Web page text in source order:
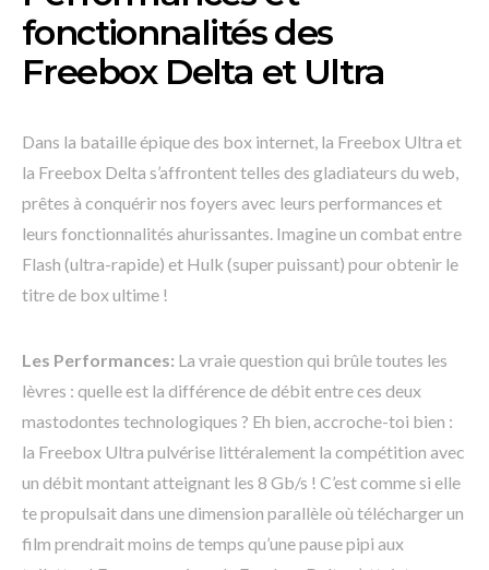
fonctionnalités des
Freebox Delta et Ultra
Dans la bataille épique des box internet, la Freebox Ultra et
la Freebox Delta s’affrontent telles des gladiateurs du web,
prêtes à conquérir nos foyers avec leurs performances et
leurs fonctionnalités ahurissantes. Imagine un combat entre
Flash (ultra-rapide) et Hulk (super puissant) pour obtenir le
titre de box ultime !
Les Performances: La vraie question qui brûle toutes les
lèvres : quelle est la différence de débit entre ces deux
mastodontes technologiques ? Eh bien, accroche-toi bien :
la Freebox Ultra pulvérise littéralement la compétition avec
un débit montant atteignant les 8 Gb/s ! C’est comme si elle
te propulsait dans une dimension parallèle où télécharger un
film prendrait moins de temps qu’une pause pipi aux